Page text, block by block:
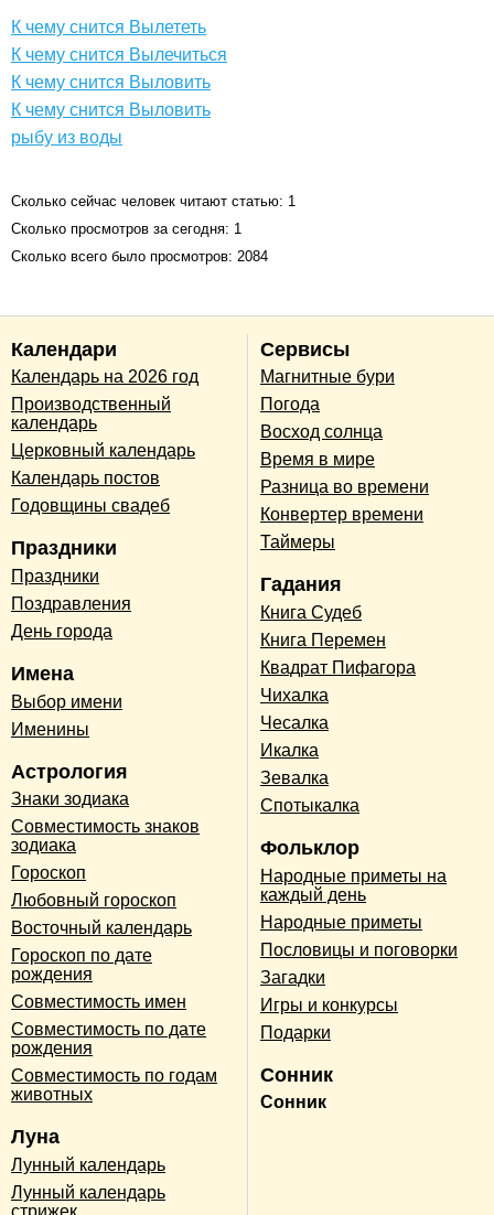
К чему снится Вылететь
К чему снится Вылечиться
К чему снится Выловить
К чему снится Выловить
рыбу из воды
Сколько сейчас человек читают статью: 1
Сколько просмотров за сегодня: 1
Сколько всего было просмотров: 2084
Календари
Календарь на 2026 год
Производственный
календарь
Церковный календарь
Календарь постов
Годовщины свадеб
Праздники
Праздники
Поздравления
День города
Имена
Выбор имени
Именины
Астрология
Знаки зодиака
Совместимость знаков
зодиака
Гороскоп
Любовный гороскоп
Восточный календарь
Гороскоп по дате
рождения
Совместимость имен
Совместимость по дате
рождения
Совместимость по годам
животных
Луна
Лунный календарь
Лунный календарь
стрижек
Сервисы
Магнитные бури
Погода
Восход солнца
Время в мире
Разница во времени
Конвертер времени
Таймеры
Гадания
Книга Судеб
Книга Перемен
Квадрат Пифагора
Чихалка
Чесалка
Икалка
Зевалка
Спотыкалка
Фольклор
Народные приметы на
каждый день
Народные приметы
Пословицы и поговорки
Загадки
Игры и конкурсы
Подарки
Сонник
Сонник